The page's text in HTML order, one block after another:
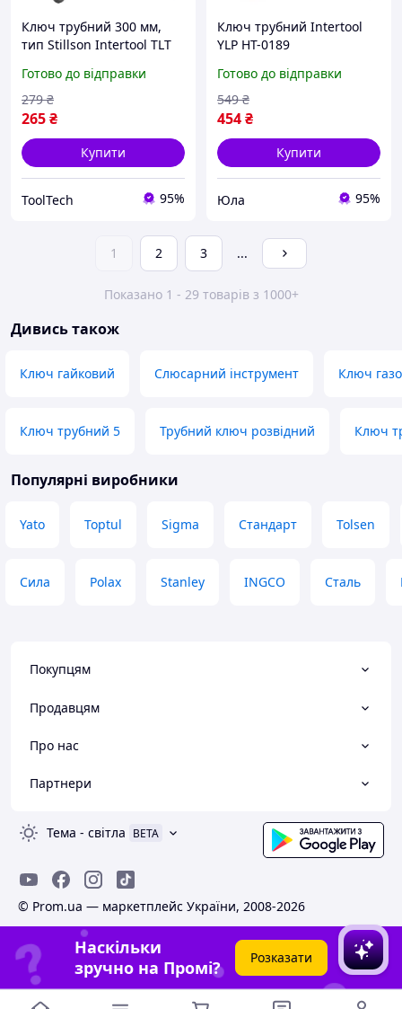
Ключ трубний 300 мм,
тип Stillson Intertool TLT
Готово до відправки
265₴
279 ₴
Купити
ToolTech 95%
Ключ трубний Intertool
YLP HT-0189
Готово до відправки
454₴
549 ₴
Купити
Юла 95%
1 2 3 ...
Показано 1 - 29 товарів з 1000+
Дивись також
Ключ гайковий Слюсарний інструмент Ключ
Ключ трубний 5 Трубний ключ розвідний Ключ
Популярні виробники
Yato Toptul Sigma Стандарт Tolsen
Сила Polax Stanley INGCO Сталь
Покупцям
Продавцям
Про нас
Партнери
Тема - світла BETA
© Prom.ua — маркетплейс України, 2008-2026
Наскільки
зручно на Промі?
Розказати